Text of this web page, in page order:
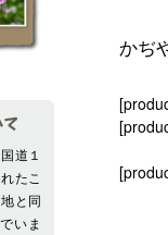
かぢ
道１
たこ
と同
いま